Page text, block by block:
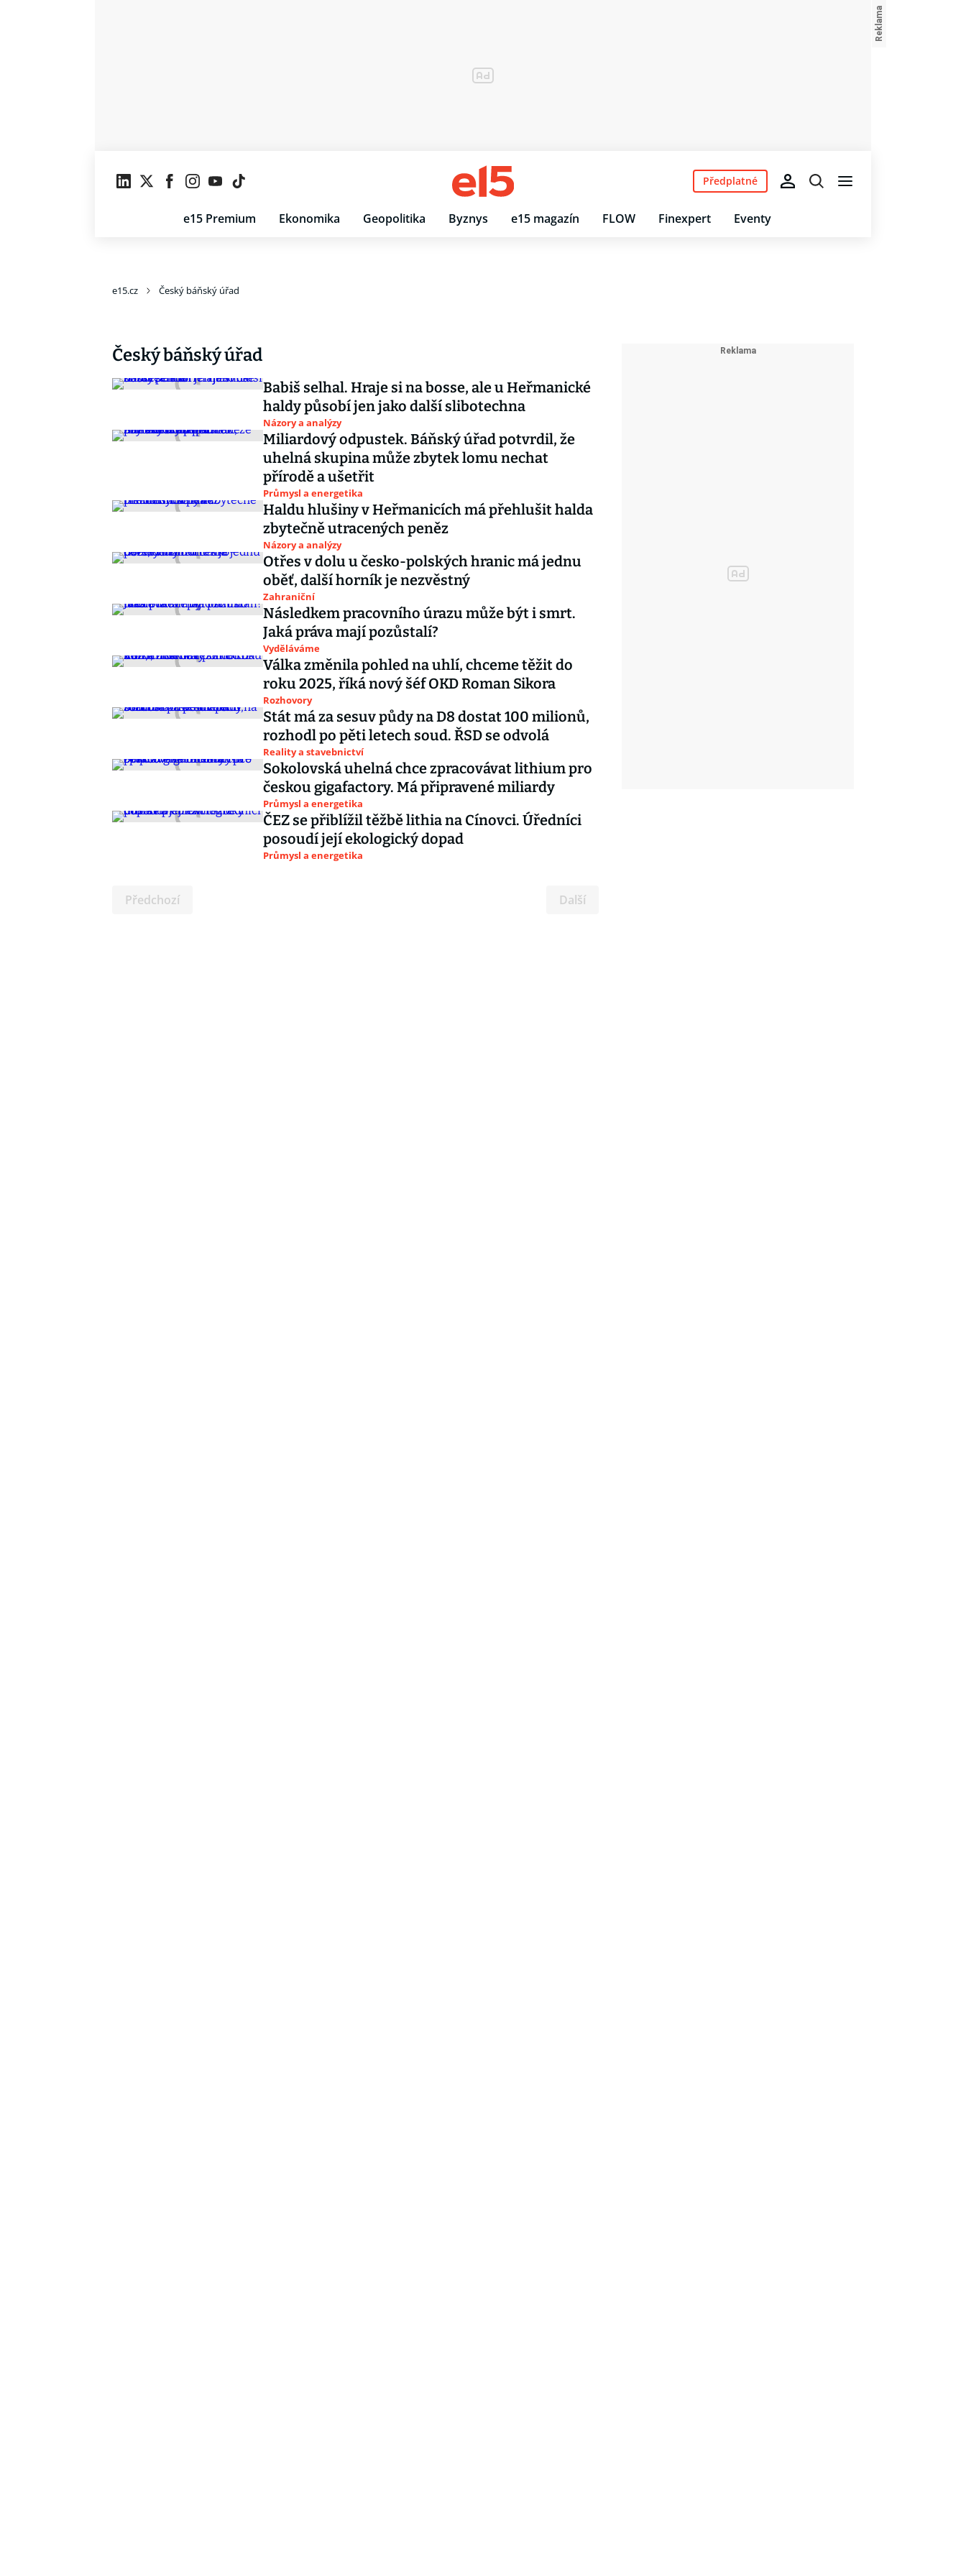
e15 Premium Ekonomika Geopolitika Byznys e15 magazín FLOW Finexpert Eventy
Předplatné
e15.cz Český báňský úřad
Český báňský úřad
Babiš selhal. Hraje si na bosse, ale u Heřmanické
haldy působí jen jako další slibotechna
Názory a analýzy
Miliardový odpustek. Báňský úřad potvrdil, že
uhelná skupina může zbytek lomu nechat
přírodě a ušetřit
Průmysl a energetika
Haldu hlušiny v Heřmanicích má přehlušit halda
zbytečně utracených peněz
Názory a analýzy
Otřes v dolu u česko-polských hranic má jednu
oběť, další horník je nezvěstný
Zahraniční
Následkem pracovního úrazu může být i smrt.
Jaká práva mají pozůstalí?
Vyděláváme
Válka změnila pohled na uhlí, chceme těžit do
roku 2025, říká nový šéf OKD Roman Sikora
Rozhovory
Stát má za sesuv půdy na D8 dostat 100 milionů,
rozhodl po pěti letech soud. ŘSD se odvolá
Reality a stavebnictví
Sokolovská uhelná chce zpracovávat lithium pro
českou gigafactory. Má připravené miliardy
Průmysl a energetika
ČEZ se přiblížil těžbě lithia na Cínovci. Úředníci
posoudí její ekologický dopad
Průmysl a energetika
Předchozí Další